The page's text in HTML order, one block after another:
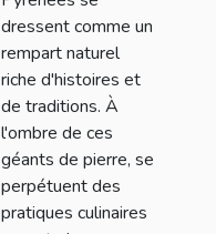
dressent comme un
rempart naturel
riche d'histoires et
de traditions. À
l'ombre de ces
géants de pierre, se
perpétuent des
pratiques culinaires